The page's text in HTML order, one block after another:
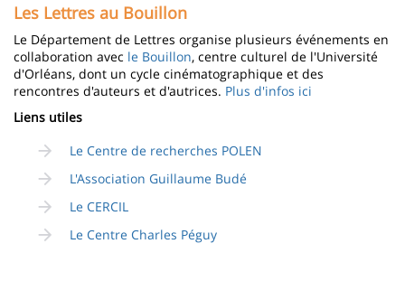
Les Lettres au Bouillon
Le Département de Lettres organise plusieurs événements en
collaboration avec le Bouillon, centre culturel de l'Université
d'Orléans, dont un cycle cinématographique et des
rencontres d'auteurs et d'autrices. Plus d'infos ici
Liens utiles
Le Centre de recherches POLEN
L'Association Guillaume Budé
Le CERCIL
Le Centre Charles Péguy